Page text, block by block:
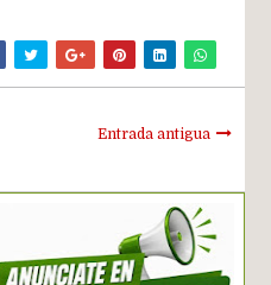
Entrada antigua